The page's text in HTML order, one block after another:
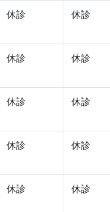
休診 休診
休診 休診
休診 休診
休診 休診
休診 休診